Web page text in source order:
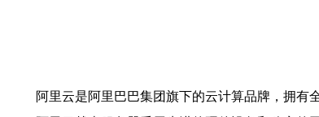
阿里云是阿里巴巴集团旗下的云计算品牌，拥有